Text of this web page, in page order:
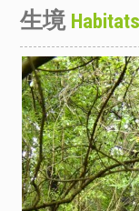
生境 Habitats